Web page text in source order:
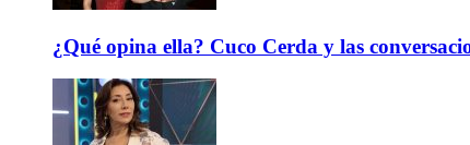
¿Qué opina ella? Cuco Cerda y las